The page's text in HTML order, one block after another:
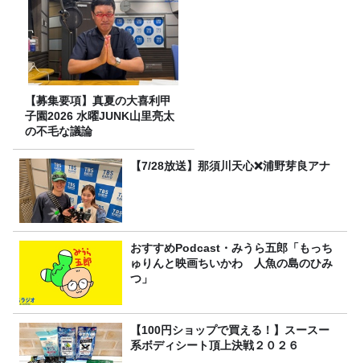
【募集要項】真夏の大喜利甲
子園2026 水曜JUNK山里亮太
の不毛な議論
【7/28放送】那須川天心❌浦野芽良アナ
おすすめPodcast・みうら五郎「もっち
ゅりんと映画ちいかわ 人魚の島のひみ
つ」
【100円ショップで買える！】スースー
系ボディシート頂上決戦２０２６